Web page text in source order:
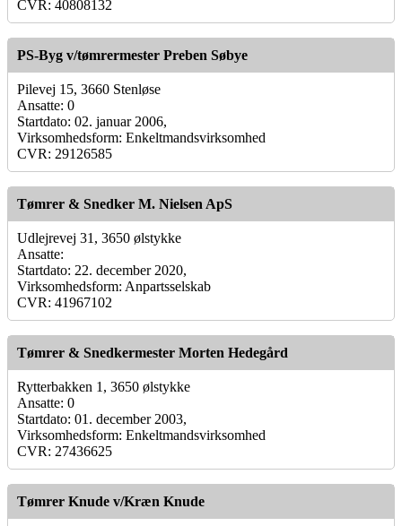
CVR: 40808132
PS-Byg v/tømrermester Preben Søbye
Pilevej 15, 3660 Stenløse
Ansatte: 0
Startdato: 02. januar 2006,
Virksomhedsform: Enkeltmandsvirksomhed
CVR: 29126585
Tømrer & Snedker M. Nielsen ApS
Udlejrevej 31, 3650 ølstykke
Ansatte:
Startdato: 22. december 2020,
Virksomhedsform: Anpartsselskab
CVR: 41967102
Tømrer & Snedkermester Morten Hedegård
Rytterbakken 1, 3650 ølstykke
Ansatte: 0
Startdato: 01. december 2003,
Virksomhedsform: Enkeltmandsvirksomhed
CVR: 27436625
Tømrer Knude v/Kræn Knude